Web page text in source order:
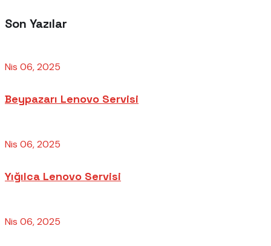
Son Yazılar
Nis 06, 2025
Beypazarı Lenovo Servisi
Nis 06, 2025
Yığılca Lenovo Servisi
Nis 06, 2025